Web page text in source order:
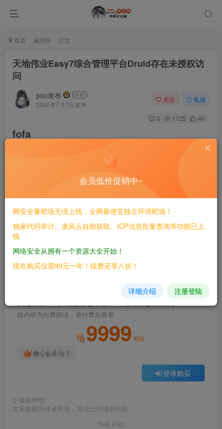
首页 漏洞库 正文
天地伟业Easy7综合管理平台Druid存在未授权访
问
poc发布
2026年7月7日发布
关注 私信
0 1125 40
fofa
"Tiandy-Easy7"
此处内容已隐藏，请付费后查看
此内容为付费阅读，请付费后查看
9999 积分
糖心会员
1
登录购买
已售 33
© 版权声明
文章版权归作者所有，未经允许请勿转载。
THE END
会员低价促销中~
网安全量靶场无境上线，全网最便宜独立环境靶场！
独家代码审计、凌风云自助获取、ICP信息批量查询等功能已上
线
网络安全从拥有一个资源大全开始！
现在购买仅需99元一年！续费还享八折！
详细介绍 注册登陆